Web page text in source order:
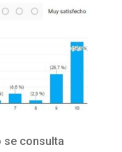
se consulta